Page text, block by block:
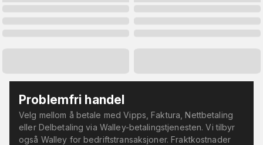
Problemfri handel
Velg mellom å betale med Vipps, Faktura, Nettbetaling
eller Delbetaling via Walley-betalingstjenesten. Vi tilbyr
også Walley for bedriftstransaksjoner. Fraktkostnader